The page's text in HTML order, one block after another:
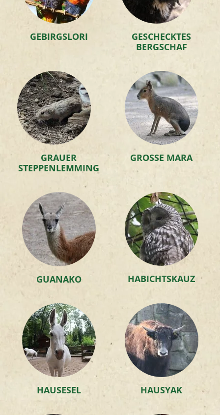
GEBIRGSLORI
GESCHECKTES
BERGSCHAF
GRAUER
STEPPENLEMMING
GROSSE MARA
GUANAKO HABICHTSKAUZ
HAUSESEL HAUSYAK